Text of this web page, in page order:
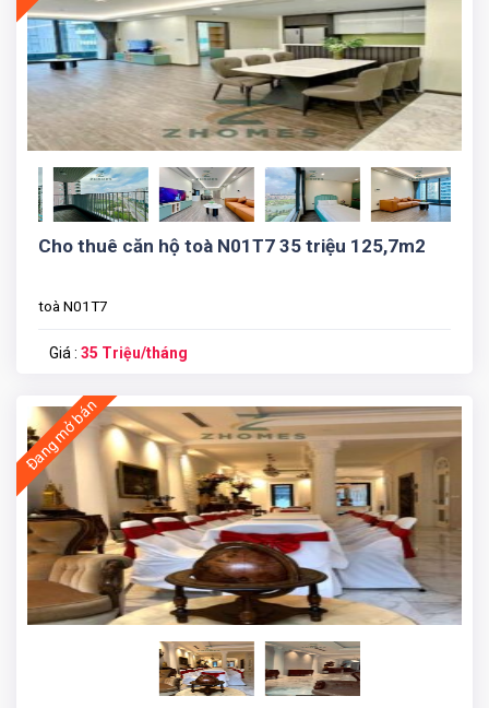
Cho thuê căn hộ toà N01T7 35 triệu 125,7m2
toà N01T7
Giá : 35 Triệu/tháng
Đang mở bán